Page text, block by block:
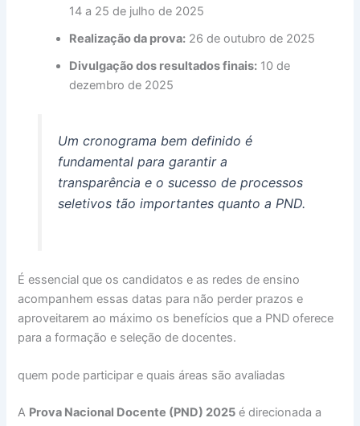
14 a 25 de julho de 2025
Realização da prova: 26 de outubro de 2025
Divulgação dos resultados finais: 10 de
dezembro de 2025
Um cronograma bem definido é
fundamental para garantir a
transparência e o sucesso de processos
seletivos tão importantes quanto a PND.
É essencial que os candidatos e as redes de ensino
acompanhem essas datas para não perder prazos e
aproveitarem ao máximo os benefícios que a PND oferece
para a formação e seleção de docentes.
quem pode participar e quais áreas são avaliadas
A Prova Nacional Docente (PND) 2025 é direcionada a